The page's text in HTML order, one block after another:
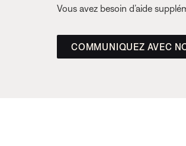
Vous avez besoin d’aide
COMMUNIQUEZ AVEC